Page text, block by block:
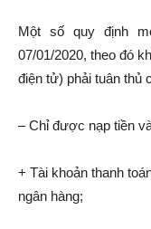
Một số quy định
07/01/2020, theo đó
điện tử) phải tuân thủ
– Chỉ được nạp tiền
+ Tài khoản thanh
ngân hàng;